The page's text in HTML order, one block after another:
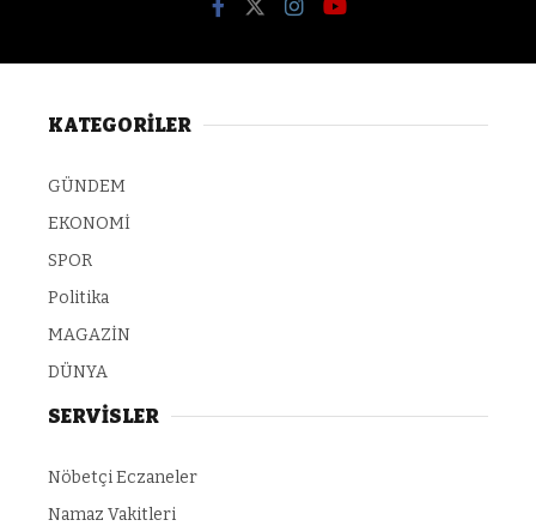
KATEGORİLER
GÜNDEM
EKONOMİ
SPOR
Politika
MAGAZİN
DÜNYA
SERVİSLER
Nöbetçi Eczaneler
Namaz Vakitleri